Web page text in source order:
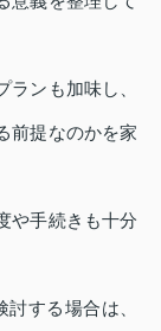
ンも加味し、
前提なのかを家
や手続きも十分
する場合は、